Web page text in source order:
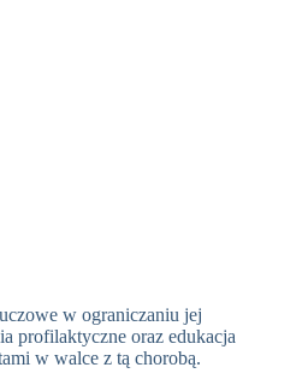
w ograniczaniu jej
profilaktyczne oraz edukacja
w walce z tą chorobą.